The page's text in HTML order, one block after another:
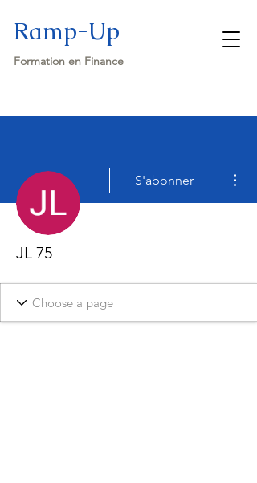
Ramp-Up
Formation en Finance
S'abonner
JL 75